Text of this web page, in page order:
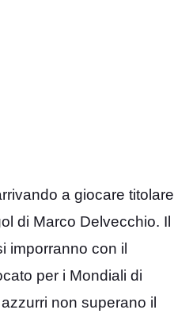
a giocare titolare
di Marco Delvecchio. Il
imporranno con il
per i Mondiali di
non superano il